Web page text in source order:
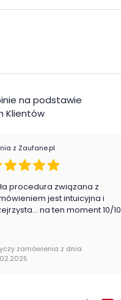
i szkło
artisan
częściowo przeszklone
na podstawie
Klientów
z Zaufane.pl
procedura związana z
jest intuicyjna i
na ten moment 10/10
zamówienia z dnia